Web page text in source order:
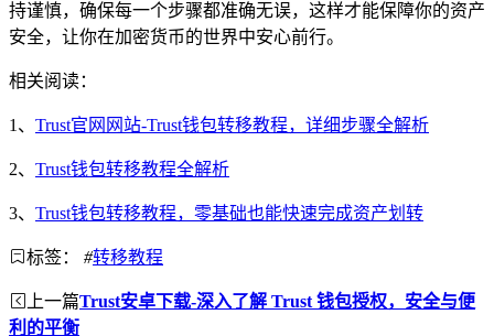
持谨慎，确保每一个步骤都准确无误，这样才能保障你的资产
安全，让你在加密货币的世界中安心前行。
相关阅读：
1、 Trust官网网站-Trust钱包转移教程，详细步骤全解析
2、 Trust钱包转移教程全解析
3、 Trust钱包转移教程，零基础也能快速完成资产划转
标签： #转移教程
上一篇Trust安卓下载-深入了解 Trust 钱包授权，安全与便
利的平衡